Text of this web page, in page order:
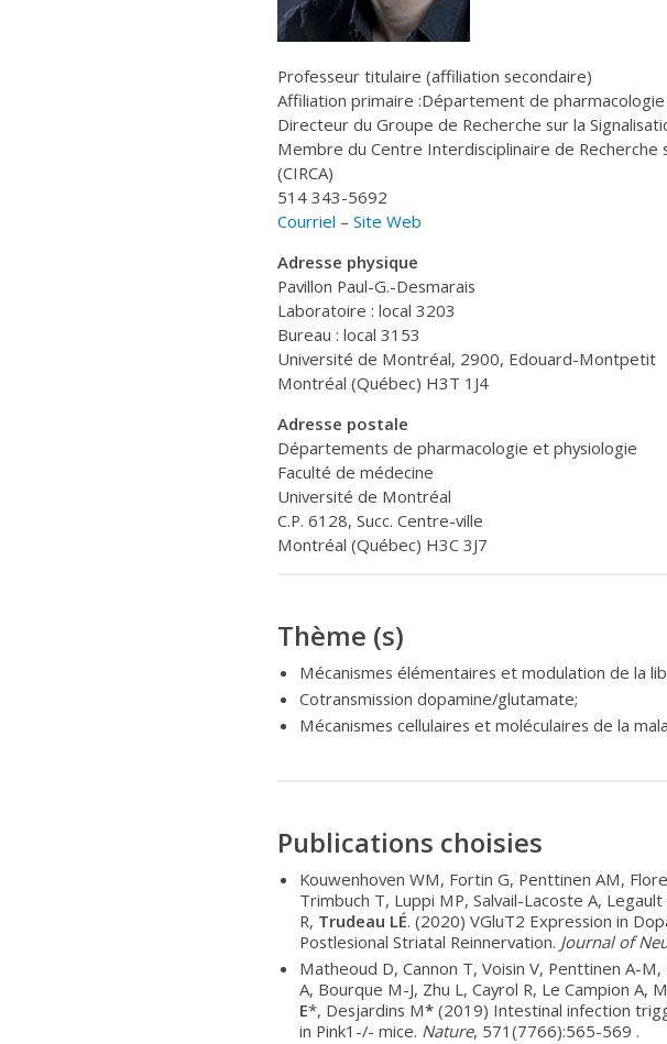
Professeur titulaire (affiliation secondaire)
Affiliation primaire :Département de
Directeur du Groupe de Recherche sur la
Membre du Centre Interdisciplinaire de Recherche
(CIRCA)
514 343-5692
Courriel – Site Web
Adresse physique
Pavillon Paul-G.-Desmarais
Laboratoire : local 3203
Bureau : local 3153
Université de Montréal, 2900, Edouard-Montpetit
Montréal (Québec) H3T 1J4
Adresse postale
Départements de pharmacologie et physiologie
Faculté de médecine
Université de Montréal
C.P. 6128, Succ. Centre-ville
Montréal (Québec) H3C 3J7
Thème (s)
Mécanismes élémentaires et modulation de la
Cotransmission dopamine/glutamate;
Mécanismes cellulaires et moléculaires de la
Publications choisies
Kouwenhoven WM, Fortin G, Penttinen AM,
Trimbuch T, Luppi MP, Salvail-Lacoste A,
R, Trudeau LÉ. (2020) VGluT2 Expression in
Postlesional Striatal Reinnervation. Journal of
Matheoud D, Cannon T, Voisin V, Penttinen A-
A, Bourque M-J, Zhu L, Cayrol R, Le Campion A,
E*, Desjardins M* (2019) Intestinal infection
in Pink1-/- mice. Nature, 571(7766):565-569 .